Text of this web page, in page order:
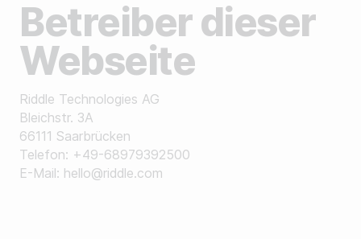
Minigame erstellen
Story erstellen
Für Publisher
Für Agenturen
Reviews
Custom-Code Beispiele
Kontaktiere uns
Betreiber dieser
Webseite
Riddle Technologies AG
Bleichstr. 3A
66111 Saarbrücken
Telefon: +49-68979392500
E-Mail: hello@riddle.com